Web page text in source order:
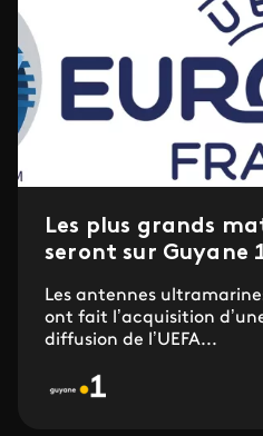
Les plus grands
seront sur Guyane
Les antennes
ont fait l’acquisition
diffusion de l’UEFA...